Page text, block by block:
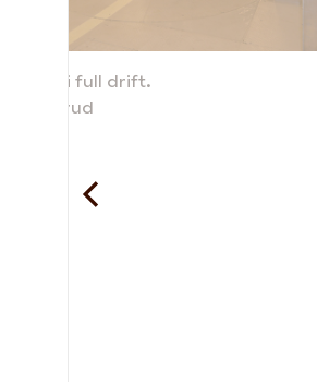
i full drift.
Eek Burud